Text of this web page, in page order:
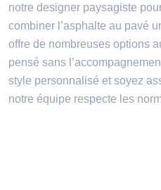
notre designer paysagiste
combiner l’asphalte au pavé
offre de nombreuses options
pensé sans
style personnalisé et soyez
notre équipe respecte les